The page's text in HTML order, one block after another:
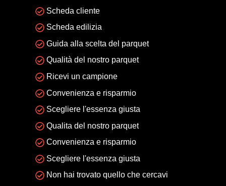
Scheda cliente
Scheda edilizia
Guida alla scelta del parquet
Qualità del nostro parquet
Ricevi un campione
Convenienza e risparmio
Scegliere l'essenza giusta
Qualita del nostro parquet
Convenienza e risparmio
Scegliere l'essenza giusta
Non hai trovato quello che cercavi